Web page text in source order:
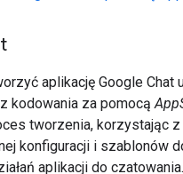
aplikację Google Chat
kodowania za pomocą
tworzenia, korzystając z
konfiguracji i szablonów
aplikacji do